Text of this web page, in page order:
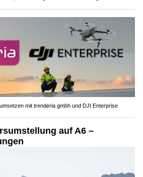
mit trenderia gmbh und DJI Enterprise
auf A6 –